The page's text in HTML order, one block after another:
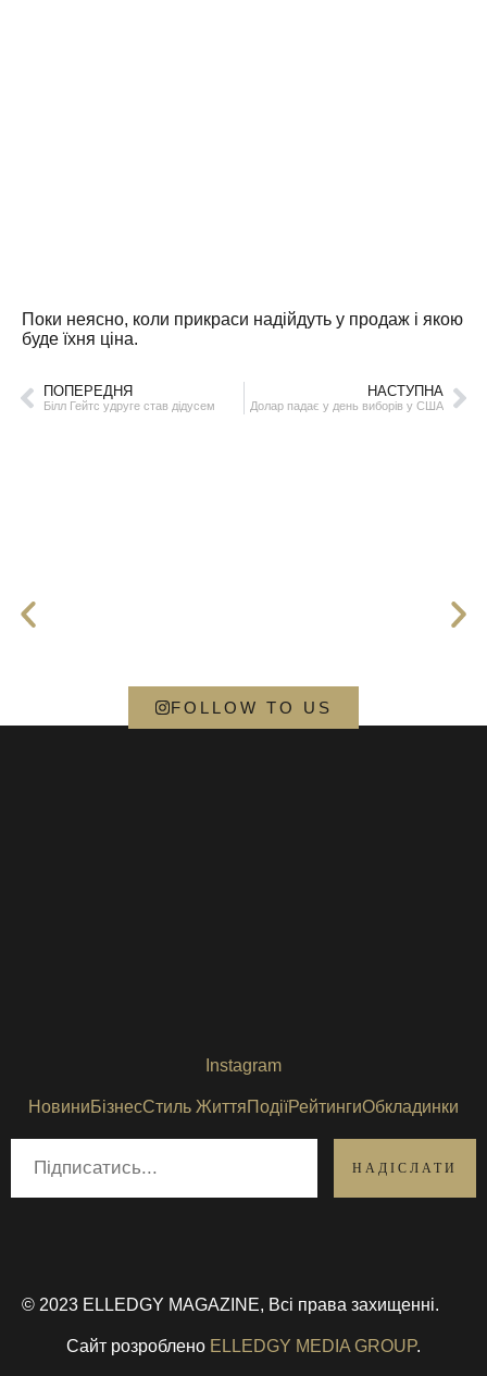
Поки неясно, коли прикраси надійдуть у продаж і якою
буде їхня ціна.
ПОПЕРЕДНЯ
Білл Гейтс удруге став дідусем
НАСТУПНА
Долар падає у день виборів у США
FOLLOW TO US
Instagram
НовиниБізнесСтиль ЖиттяПодіїРейтингиОбкладинки
© 2023 ELLEDGY MAGAZINE, Всі права захищенні.
Сайт розроблено ELLEDGY MEDIA GROUP.